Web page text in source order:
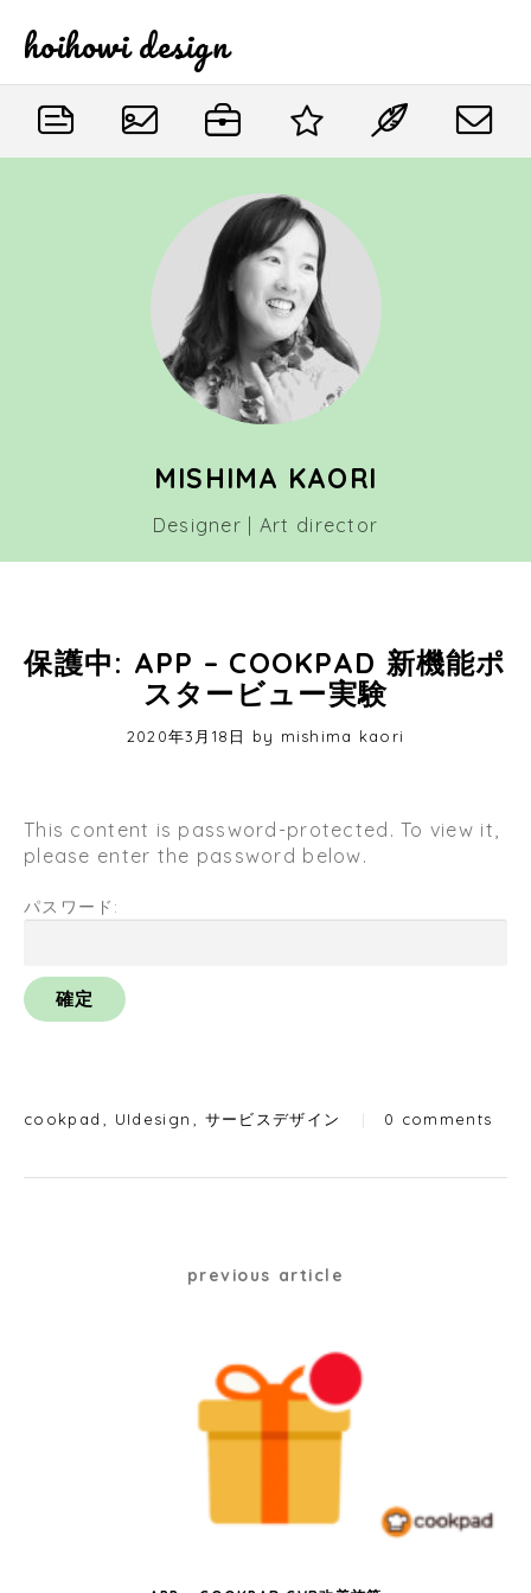
hoihowi design
MISHIMA KAORI
Designer | Art director
保護中: APP – COOKPAD 新機能ポ
スタービュー実験
Posted
2020年3月18日
2
年
3
2
by mishima kaori
This content is password-protected. To view it,
please enter the password below.
パスワード:
Categories
cookpad UIdesign サービスデザイン | 0 comments
previous article